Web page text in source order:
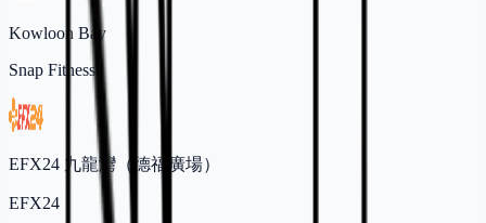
Kowloon Bay
Snap Fitness
EFX24 九龍灣（德福廣場）
EFX24